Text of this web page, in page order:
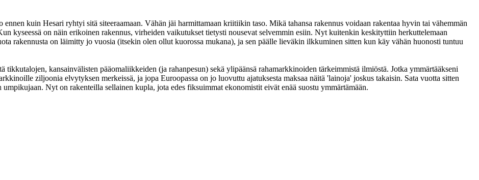
kuin Hesari ryhtyi sitä siteeraamaan. Vähän jäi harmittamaan kriitiikin taso. Mikä tahansa rakennus voidaan rakentaa hyvin tai vähemmän
kyseessä on näin erikoinen rakennus, virheiden vaikutukset tietysti nousevat selvemmin esiin. Nyt kuitenkin keskityttiin herkuttelemaan
rakennusta on läimitty jo vuosia (itsekin olen ollut kuorossa mukana), ja sen päälle lieväkin ilkkuminen sitten kun käy vähän huonosti tuntuu
tikkutalojen, kansainvälisten pääomaliikkeiden (ja rahanpesun) sekä ylipäänsä rahamarkkinoiden tärkeimmistä ilmiöstä. Jotka ymmärtääkseni
ziljoonia elvytyksen merkeissä, ja jopa Euroopassa on jo luovuttu ajatuksesta maksaa näitä 'lainoja' joskus takaisin. Sata vuotta sitten
Nyt on rakenteilla sellainen kupla, jota edes fiksuimmat ekonomistit eivät enää suostu ymmärtämään.